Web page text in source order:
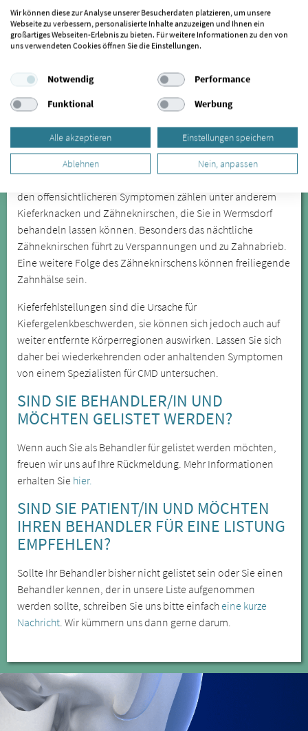
Mutzschen|Sornzig-Ablaß|Mügeln|Bockelwitz |Kühren
burkartshain|Dahlen|Nerchau|Oschatz|Trebsen/Mulde
Thümmlitzwalde|Leisnig|Großweitzschen|Grimma|
Lossa
|Zschadraß |Colditz|Stauchitz|
Ziegra-Knobelsdorf
Geringswalde
Die Craniomandibuläre Dysfunktion wird oft erst spät
erkannt, lässt sich aber durch spezialisierte Behandler in
den offensichtlicheren Symptomen zählen unter anderem
Kieferknacken und Zähneknirschen, die Sie in Wermsdorf
behandeln lassen können. Besonders das nächtliche
Zähneknirschen führt zu Verspannungen und zu Zahnabrieb.
Eine weitere Folge des Zähneknirschens können freiliegende
Zahnhälse sein.
Kieferfehlstellungen sind die Ursache für
Kiefergelenkbeschwerden, sie können sich jedoch auch auf
weiter entfernte Körperregionen auswirken. Lassen Sie sich
daher bei wiederkehrenden oder anhaltenden Symptomen
von einem Spezialisten für CMD untersuchen.
SIND SIE BEHANDLER/IN UND
MÖCHTEN GELISTET WERDEN?
Wenn auch Sie als Behandler für gelistet werden möchten,
freuen wir uns auf Ihre Rückmeldung. Mehr Informationen
erhalten Sie hier.
SIND SIE PATIENT/IN UND MÖCHTEN
IHREN BEHANDLER FÜR EINE LISTUNG
EMPFEHLEN?
Sollte Ihr Behandler bisher nicht gelistet sein oder Sie einen
Behandler kennen, der in unsere Liste aufgenommen
werden sollte, schreiben Sie uns bitte einfacheine kurze
Nachricht. Wir kümmern uns dann gerne darum.
Wir können diese zur Analyse unserer Besucherdaten platzieren, um unsere
Webseite zu verbessern, personalisierte Inhalte anzuzeigen und Ihnen ein
großartiges Webseiten-Erlebnis zu bieten. Für weitere Informationen zu den von
uns verwendeten Cookies öffnen Sie die Einstellungen.
Notwendig
Performance
Funktional
Werbung
Alle akzeptieren Einstellungen speichern
Ablehnen Nein, anpassen